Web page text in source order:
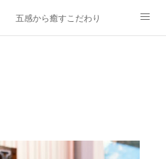
五感から癒すこだわり